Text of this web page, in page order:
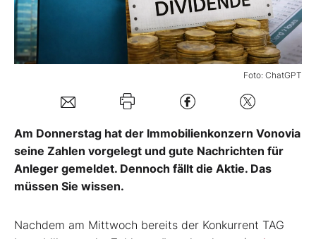
Folgen Sie uns
Kontakt
Foto: ChatGPT
Am Donnerstag hat der Immobilienkonzern Vonovia
seine Zahlen vorgelegt und gute Nachrichten für
Anleger gemeldet. Dennoch fällt die Aktie. Das
müssen Sie wissen.
Nachdem am Mittwoch bereits der Konkurrent TAG